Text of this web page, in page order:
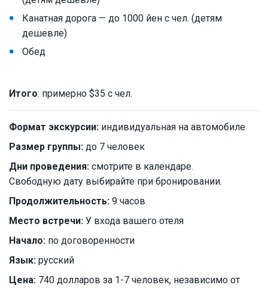
Канатная дорога — до 1000 йен с чел. (детям
дешевле)
Обед
Итого: примерно $35 с чел.
Формат экскурсии: индивидуальная на автомобиле
Размер группы: до 7 человек
Дни проведения: смотрите в календаре.
Свободную дату выбирайте при бронировании.
Продолжительность: 9 часов
Место встречи: У входа вашего отеля
Начало: по договоренности
Язык: русский
Цена: 740 долларов за 1-7 человек, независимо от